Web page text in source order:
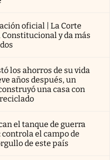
oficial | La Corte
y da más
los ahorros de su vida
años después, un
una casa con
el tanque de guerra
el campo de
de este país